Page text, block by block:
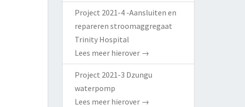
Project 2021-4 -Aansluiten en
repareren stroomaggregaat
Trinity Hospital
Lees meer hierover →
Project 2021-3 Dzungu
waterpomp
Lees meer hierover →